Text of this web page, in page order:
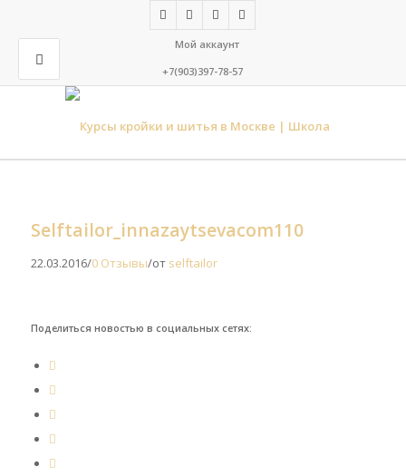
Мой аккаунт
+7(903)397-78-57
Selftailor_innazaytsevacom110
22.03.2016/0 Отзывы/от selftailor
Поделиться новостью в социальных сетях: